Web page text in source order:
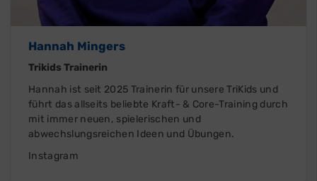
Hannah Mingers
Trikids Trainerin
Hannah ist seit 2025 Trainerin für unsere TriKids und
führt das allseits beliebte Kraft- & Core-Training durch
mit immer neuen, spielerischen und
abwechslungsreichen Ideen und Übungen.
Instagram